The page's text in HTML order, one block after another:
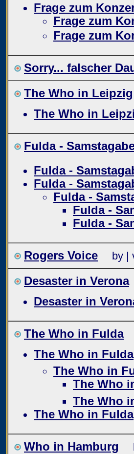
Frage zum
Frage zum
Frage zum
Sorry... falscher
The Who in Leipzig
The Who in
Fulda -
Fulda -
Fulda -
Fulda -
Fulda -
Fulda -
Rogers Voice by |
Desaster in Verona
Desaster in
The Who in Fulda
The Who in Fulda
The Who in
The Who
The Who
The Who in Fulda
Who in Hamburg